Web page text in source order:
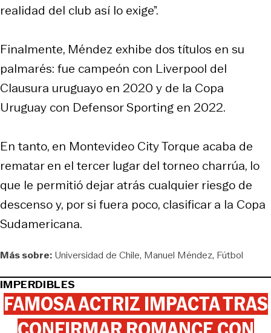
realidad del club así lo exige”.
Finalmente, Méndez exhibe dos títulos en su
palmarés: fue campeón con Liverpool del
Clausura uruguayo en 2020 y de la Copa
Uruguay con Defensor Sporting en 2022.
En tanto, en Montevideo City Torque acaba de
rematar en el tercer lugar del torneo charrúa, lo
que le permitió dejar atrás cualquier riesgo de
descenso y, por si fuera poco, clasificar a la Copa
Sudamericana.
Más sobre: Universidad de Chile Manuel Méndez Fútbol
IMPERDIBLES
FAMOSA ACTRIZ IMPACTA TRAS